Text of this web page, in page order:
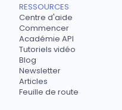
RESSOURCES
Centre d'aide
Commencer
Académie API
Tutoriels vidéo
Blog
Newsletter
Articles
Feuille de route